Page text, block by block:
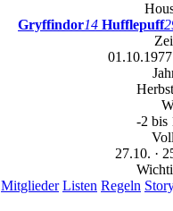
Gryffindor14 Hufflepuff
-2 bis
27.10. ·
Mitglieder Listen Regeln